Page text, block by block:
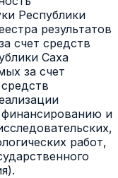
Республики
результатов
счет средств
Саха
за счет
и
работ,